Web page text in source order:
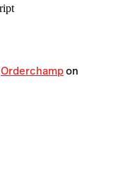
Orderchampon